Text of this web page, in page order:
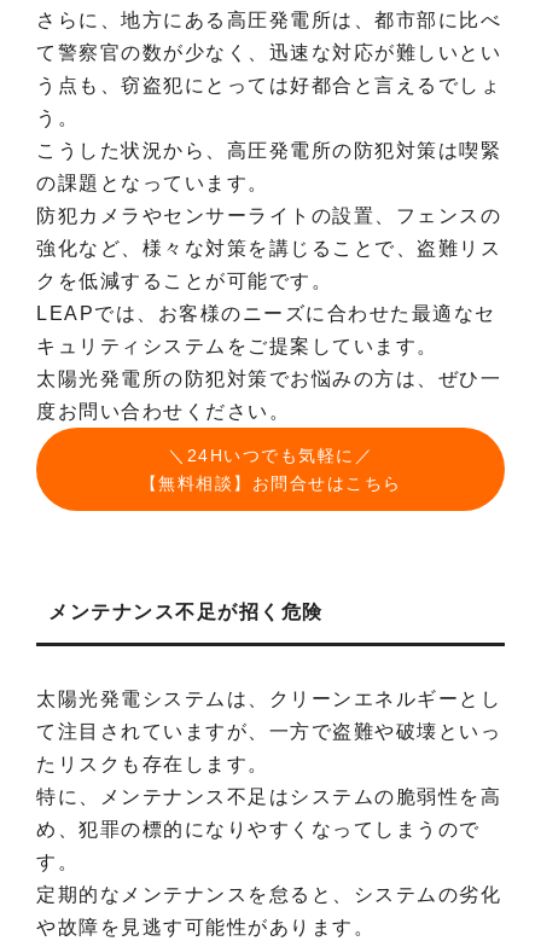
さらに、地方にある高圧発電所は、都市部に比べ
て警察官の数が少なく、迅速な対応が難しいとい
う点も、窃盗犯にとっては好都合と言えるでしょ
う。
こうした状況から、高圧発電所の防犯対策は喫緊
の課題となっています。
防犯カメラやセンサーライトの設置、フェンスの
強化など、様々な対策を講じることで、盗難リス
クを低減することが可能です。
LEAPでは、お客様のニーズに合わせた最適なセ
キュリティシステムをご提案しています。
太陽光発電所の防犯対策でお悩みの方は、ぜひ一
度お問い合わせください。
＼24Hいつでも気軽に／
【無料相談】お問合せはこちら
メンテナンス不足が招く危険
太陽光発電システムは、クリーンエネルギーとし
て注目されていますが、一方で盗難や破壊といっ
たリスクも存在します。
特に、メンテナンス不足はシステムの脆弱性を高
め、犯罪の標的になりやすくなってしまうので
す。
定期的なメンテナンスを怠ると、システムの劣化
や故障を見逃す可能性があります。